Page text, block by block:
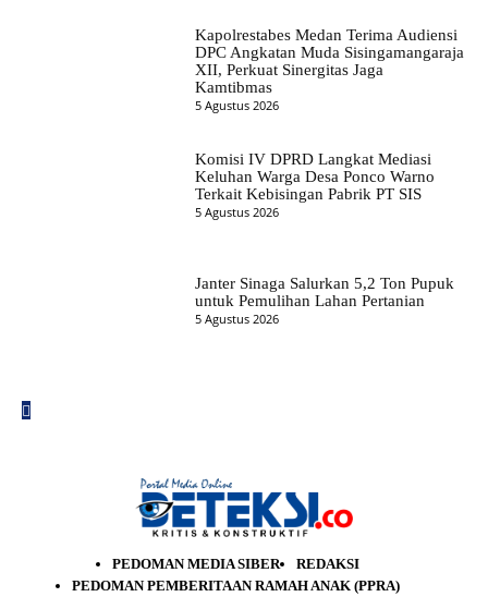
Kapolrestabes Medan Terima Audiensi
DPC Angkatan Muda Sisingamangaraja
XII, Perkuat Sinergitas Jaga
Kamtibmas
5 Agustus 2026
Komisi IV DPRD Langkat Mediasi
Keluhan Warga Desa Ponco Warno
Terkait Kebisingan Pabrik PT SIS
5 Agustus 2026
Janter Sinaga Salurkan 5,2 Ton Pupuk
untuk Pemulihan Lahan Pertanian
5 Agustus 2026
PEDOMAN MEDIA SIBER
REDAKSI
PEDOMAN PEMBERITAAN RAMAH ANAK (PPRA)